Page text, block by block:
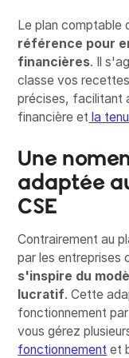
Le plan comptable
référence pour
financières. Il
classe vos
précises, facilitant
financière et la
Une
adaptée
CSE
Contrairement au
par les entreprises
s'inspire du
lucratif. Cette
fonctionnement
vous gérez
fonctionnement et